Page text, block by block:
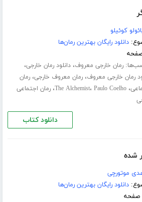
کوئیلو
دانلود رایگان بهترین رمان‌ها
رمان خارجی معروف،دانلود رمان خارجی،
رمان خارجی معروف،رمان معروف خارجی،رمان
، The Alchemist، Paulo Coelho ،رمان اجتماعی
دانلود کتاب
شده
موتورچی
دانلود رایگان بهترین رمان‌ها